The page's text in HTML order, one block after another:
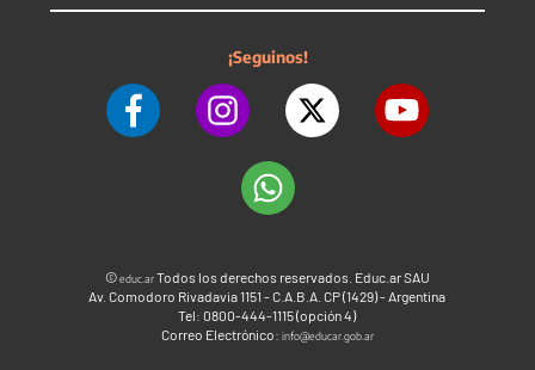
¡Seguinos!
©educ.arTodos los derechos reservados. Educ.ar SAU
Av. Comodoro Rivadavia 1151 - C.A.B.A. CP (1429) - Argentina
Tel: 0800-444-1115 (opción 4)
Correo Electrónico: info@educar.gob.ar